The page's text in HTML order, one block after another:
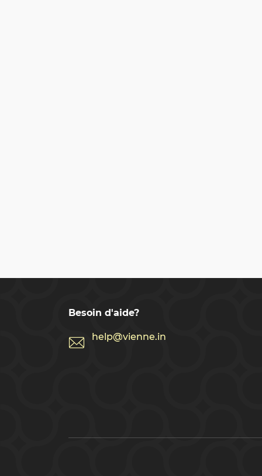
Besoin d'aide?
help@vienne.in